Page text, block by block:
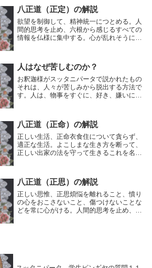
考の運動（好き⇔嫌い）によって、行動を
する。故に行い...
八正道（正定）の解説
欲望を制御して、精神統一につとめる。人
間的思考を止め、六根から感じるすべての
情報を仏様に集中する。心が乱れそうにな
もろの善からぬことを離れ、なお対象に心
ひかれながら...
人はなぜ苦しむのか？
お釈迦様がスッタニパータで説かれたもの
それは、人々が苦しみから脱出する方法で
す。人は、物事をすぐに、好き、嫌いに分
にこだわってその状態を何とか保ちたいと
思うのです。...
八正道（正命）の解説
正しい生活、正命衣食住について貪らず、
適正な生活。よこしまな生き方を断って、
正しい出家の法を守って生きるこれを名づ
るいは排除しようとする。これが邪な生き
方なのである...
八正道（正思）の解説
正しい思惟、正思煩悩を離れること、憤り
の心をおこさないこと、傷つけないことな
どを常に心がける。人間的思考を止め、よ